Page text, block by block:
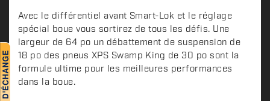
s
c
r
i
p
t
Avec le différentiel avant Smart-Lok et le réglage
spécial boue vous sortirez de tous les défis. Une
largeur de 64 po un débattement de suspension de
18 po des pneus XPS Swamp King de 30 po sont la
formule ultime pour les meilleures performances
dans la boue.